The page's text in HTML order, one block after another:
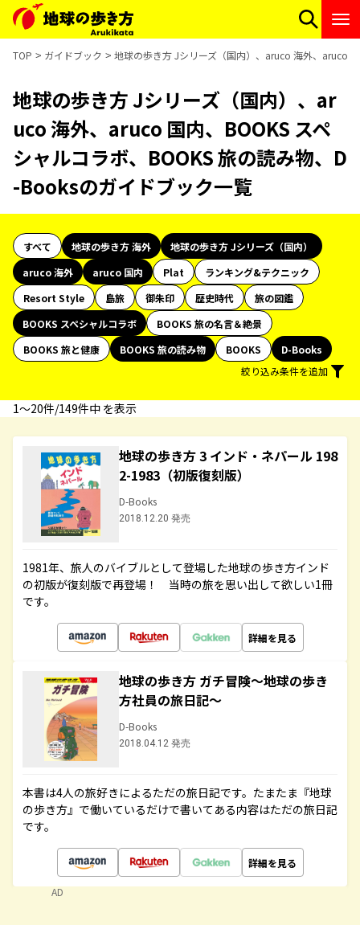
TOP ガイドブック 地球の歩き方 Jシリーズ（国内）、aruco 海外、aruco
地球の歩き方 Jシリーズ（国内）、ar
uco 海外、aruco 国内、BOOKS スペ
シャルコラボ、BOOKS 旅の読み物、D
-Booksのガイドブック一覧
すべて 地球の歩き方 海外
地球の歩き方 Jシリーズ（国内）
aruco 海外
aruco 国内 Plat
ランキング&テクニック
Resort Style
島旅 御朱印 歴史時代
旅の図鑑
BOOKS スペシャルコラボ
BOOKS 旅の名言＆絶景
BOOKS 旅と健康
BOOKS 旅の読み物 BOOKS
D-Books
絞り込み条件を追加
1〜20件/149件中 を表示
地球の歩き方 3 インド・ネパール 198
2-1983（初版復刻版）
D-Books
2018.12.20 発売
1981年、旅人のバイブルとして登場した地球の歩き方インド
の初版が復刻版で再登場！ 当時の旅を思い出して欲しい1冊
です。
詳細を見る
地球の歩き方 ガチ冒険～地球の歩き
方社員の旅日記～
D-Books
2018.04.12 発売
本書は4人の旅好きによるただの旅日記です。たまたま『地球
の歩き方』で働いているだけで書いてある内容はただの旅日記
です。
詳細を見る
AD